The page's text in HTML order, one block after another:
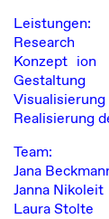
Leistungen:
Research
Konzept ion
Gestaltung
Visualisierung
Realisierung
Team:
Jana
Janna Nikoleit
Laura Stolte